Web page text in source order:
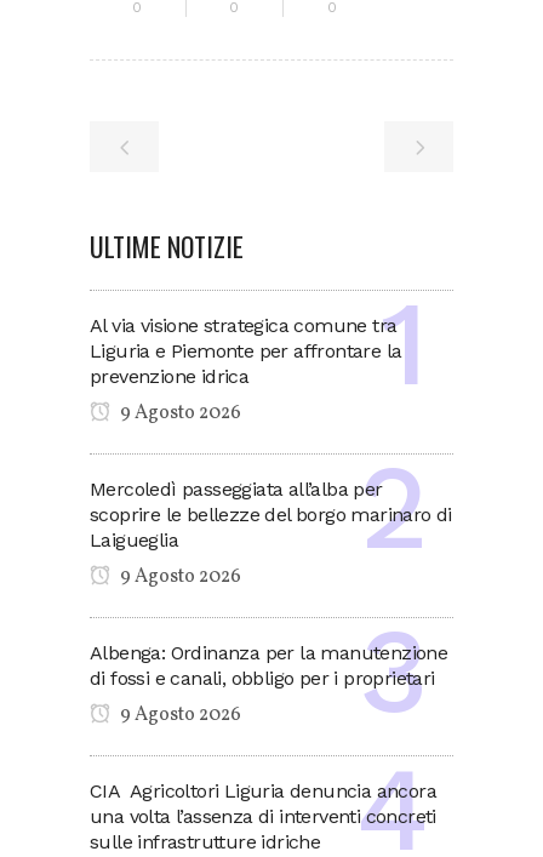
0 0 0
ULTIME NOTIZIE
Al via visione strategica comune tra
Liguria e Piemonte per affrontare la
prevenzione idrica
9 Agosto 2026
Mercoledì passeggiata all’alba per
scoprire le bellezze del borgo marinaro di
Laigueglia
9 Agosto 2026
Albenga: Ordinanza per la manutenzione
di fossi e canali, obbligo per i proprietari
9 Agosto 2026
CIA Agricoltori Liguria denuncia ancora
una volta l’assenza di interventi concreti
sulle infrastrutture idriche